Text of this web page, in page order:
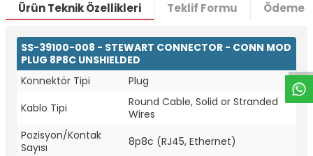
W
h
t
a
p
p
D
e
s
e
H
a
t
t
Ürün Teknik Özellikleri Teklif Formu Ödeme
SS-39100-008 - STEWART CONNECTOR - CONN MOD
PLUG 8P8C UNSHIELDED
Konnektör Tipi
Plug
Kablo Tipi
Round Cable, Solid or Stranded
Wires
Pozisyon/Kontak
Sayısı
8p8c (RJ45, Ethernet)